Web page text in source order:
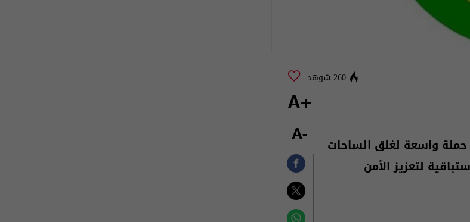
260 شوهد
2026)، عن تنفيذ حملة واسعة لغلق الساحات
لتعزيز الأمن
+A
-A